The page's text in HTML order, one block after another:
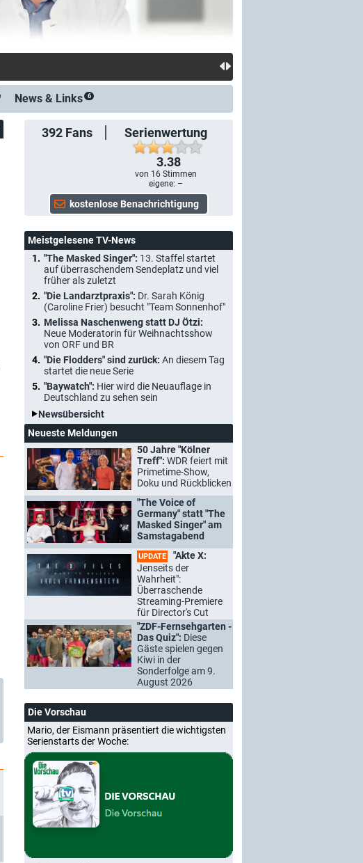
News & Links 6
392 Fans
Serienwertung
3.38
von 16 Stimmen
eigene: –
Meistgelesene TV-News
"The Masked Singer": 13. Staffel startet
auf überraschendem Sendeplatz und viel
früher als zuletzt
"Die Landarztpraxis": Dr. Sarah König
(Caroline Frier) besucht "Team Sonnenhof"
Melissa Naschenweng statt DJ Ötzi:
Neue Moderatorin für Weihnachtsshow
von ORF und BR
"Die Flodders" sind zurück: An diesem Tag
startet die neue Serie
"Baywatch": Hier wird die Neuauflage in
Deutschland zu sehen sein
Newsübersicht
Neueste Meldungen
50 Jahre "Kölner
Treff": WDR feiert mit
Primetime-Show,
Doku und Rückblicken
"The Voice of
Germany" statt "The
Masked Singer" am
Samstagabend
UPDATE
"Akte X:
Jenseits der
Wahrheit":
Überraschende
Streaming-Premiere
für Director's Cut
"ZDF-Fernsehgarten -
Das Quiz": Diese
Gäste spielen gegen
Kiwi in der
Sonderfolge am 9.
August 2026
Die Vorschau
Mario, der Eismann präsentiert die wichtigsten
Serienstarts der Woche: